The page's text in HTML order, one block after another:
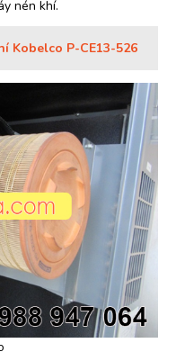
nén khí.
Kobelco P-CE13-526